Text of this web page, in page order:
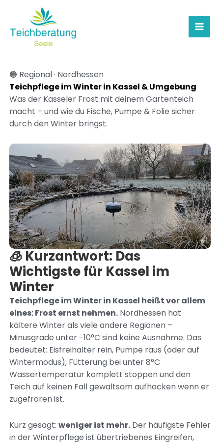
springen
🟠 Regional · Nordhessen
Teichpflege im Winter in Kassel & Umgebung
Was der Kasseler Frost mit deinem Gartenteich
macht – und wie du Fische, Pumpe & Folie sicher
durch den Winter bringst.
🧊 Kurzantwort: Das
Wichtigste für Kassel im
Winter
Teichpflege im Winter in Kassel heißt vor allem
eines: Frost ernst nehmen.Nordhessen hat
kältere Winter als viele andere Regionen –
Minusgrade unter -10°C sind keine Ausnahme. Das
bedeutet: Eisfreihalter rein, Pumpe raus (oder auf
Wintermodus), Fütterung bei unter 8°C
Wassertemperatur komplett stoppen und den
Teich auf keinen Fall gewaltsam aufhacken wenn er
zugefroren ist.
Kurz gesagt: weniger ist mehr.Der häufigste Fehler
in der Winterpflege ist übertriebenes Eingreifen,